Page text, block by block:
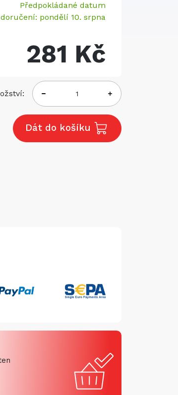
Předpokládané datum
doručení: pondělí 10. srpna
281 Kč
Dát do košíku